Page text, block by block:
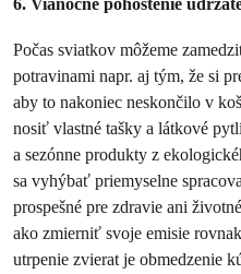
Počas sviatkov môžeme
potravinami napr. aj tým, že si
aby to nakoniec neskončilo v
nosiť vlastné tašky a látkové
a sezónne produkty z
sa vyhýbať priemyselne
prospešné pre zdravie ani
ako zmierniť svoje emisie
utrpenie zvierat je obmedzenie